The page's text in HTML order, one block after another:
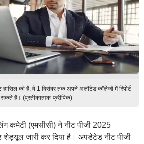
की है, वे 1 दिसंबर तक अपने अलॉटेड कॉलेजों में रिपोर्ट
हैं। (प्रतीकात्मक-फ्रीपिक)
कमेटी (एमसीसी) ने नीट पीजी 2025
शेड्यूल जारी कर दिया है। अपडेटेड नीट पीजी